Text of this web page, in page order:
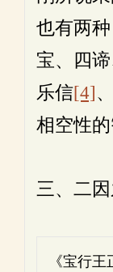
也有两
宝、四
乐信[4]
相空性的
三、二因
《宝行王